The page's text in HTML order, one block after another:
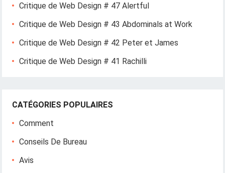
Critique de Web Design # 47 Alertful
Critique de Web Design # 43 Abdominals at Work
Critique de Web Design # 42 Peter et James
Critique de Web Design # 41 Rachilli
CATÉGORIES POPULAIRES
Comment
Conseils De Bureau
Avis